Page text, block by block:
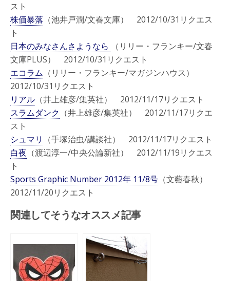
スト
株価暴落 （池井戸潤/文春文庫） 2012/10/31リクエス
ト
日本のみなさんさようなら
（リリー・フランキー/文春
文庫PLUS） 2012/10/31リクエスト
エコラム （リリー・フランキー/マガジンハウス）
2012/10/31リクエスト
リアル （井上雄彦/集英社） 2012/11/17リクエスト
スラムダンク （井上雄彦/集英社） 2012/11/17リクエ
スト
シュマリ
（手塚治虫/講談社） 2012/11/17リクエスト
白夜 （渡辺淳一/中央公論新社） 2012/11/19リクエス
ト
Sports Graphic Number 2012年 11/8号 （文藝春秋）
2012/11/20リクエスト
関連してそうなオススメ記事